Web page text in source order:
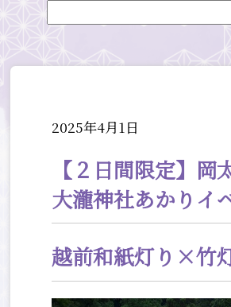
2025年4月1日
【２日間限定】岡
大瀧神社あかりイ
越前和紙灯り×竹